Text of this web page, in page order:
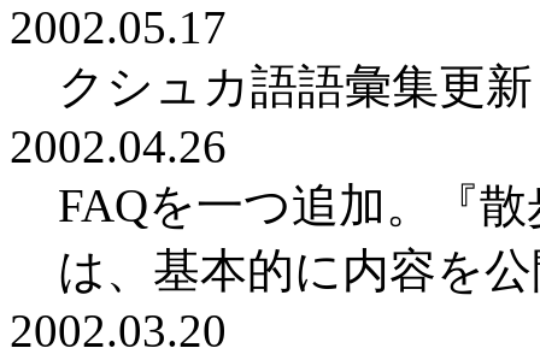
2002.05.17
クシュカ語語彙集更新
2002.04.26
FAQを一つ追加。『
は、基本的に内容を
2002.03.20